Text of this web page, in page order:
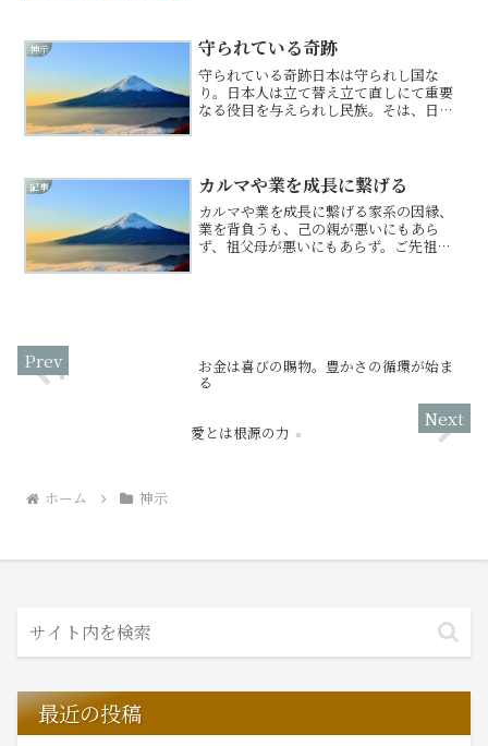
下におき、奪い尽くさんと...
神示 守られている奇跡
守られている奇跡日本は守られし国な
り。日本人は立て替え立て直しにて重要
なる役目を与えられし民族。そは、日本
続かぬ。人の気づきよりも先...
記事 カルマや業を成長に繋げる
カルマや業を成長に繋げる家系の因縁、
業を背負うも、己の親が悪いにもあら
ず、祖父母が悪いにもあらず。ご先祖様
お金は喜びの賜物。豊かさの循環が始ま
る
愛とは根源の力
ホーム 神示
最近の投稿